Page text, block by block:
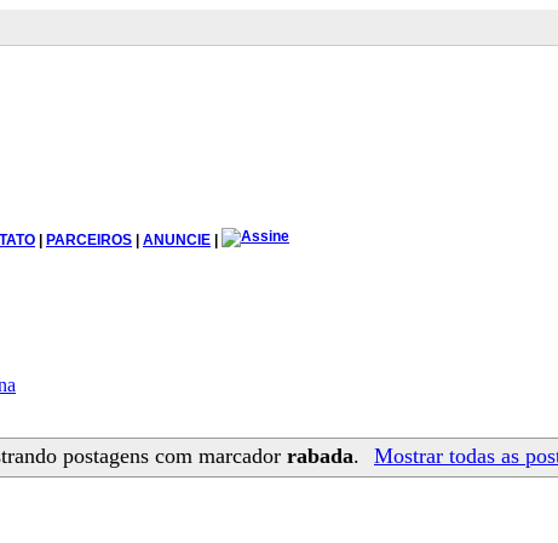
| PARCEIROS | ANUNCIE |
postagens com marcador rabada. Mostrar todas as